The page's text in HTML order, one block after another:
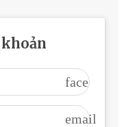
face
email